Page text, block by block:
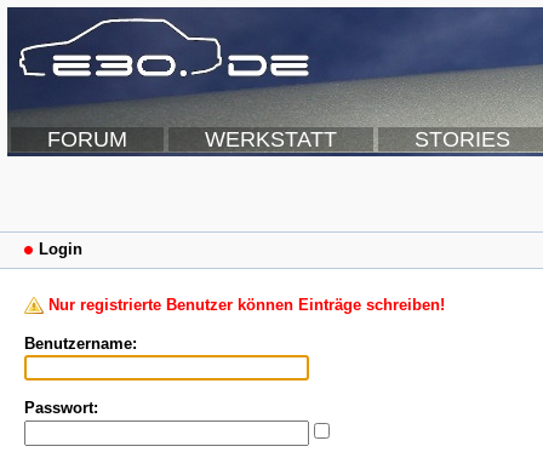
FORUM WERKSTATT STORIES
Login
Nur registrierte Benutzer können Einträge schreiben!
Benutzername:
Passwort: